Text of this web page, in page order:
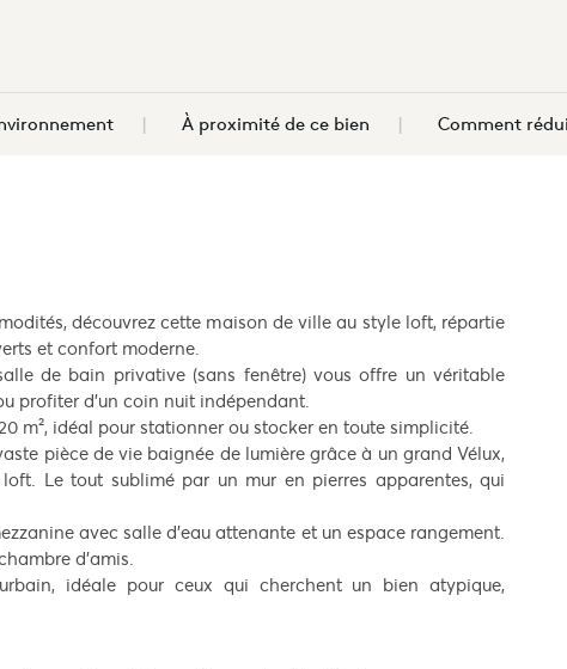
À proximité de ce bien Comment
découvrez cette maison de ville au style loft, répartie
et confort moderne.
de bain privative (sans fenêtre) vous offre un véritable
profiter d’un coin nuit indépendant.
m², idéal pour stationner ou stocker en toute simplicité.
pièce de vie baignée de lumière grâce à un grand Vélux,
Le tout sublimé par un mur en pierres apparentes, qui
avec salle d’eau attenante et un espace rangement.
d’amis.
idéale pour ceux qui cherchent un bien atypique,